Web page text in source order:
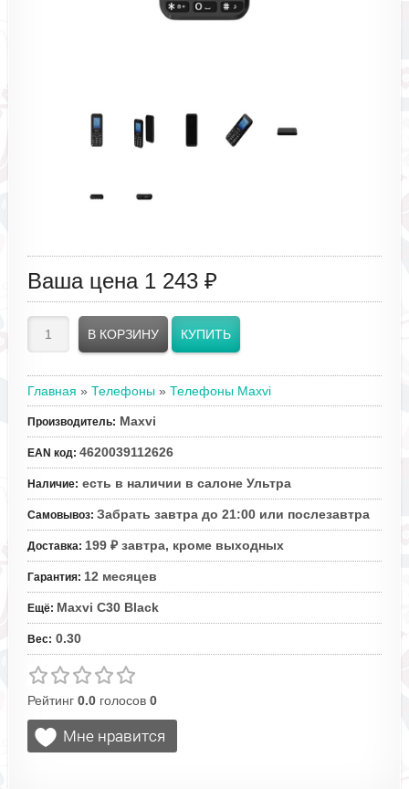
Ваша цена 1 243 ₽
Главная » Телефоны » Телефоны Maxvi
Производитель: Maxvi
EAN код: 4620039112626
Наличие: есть в наличии в салоне Ультра
Самовывоз: Забрать завтра до 21:00 или послезавтра
Доставка: 199 ₽ завтра, кроме выходных
Гарантия: 12 месяцев
Ещё: Maxvi C30 Black
Вес: 0.30
Рейтинг 0.0голосов 0